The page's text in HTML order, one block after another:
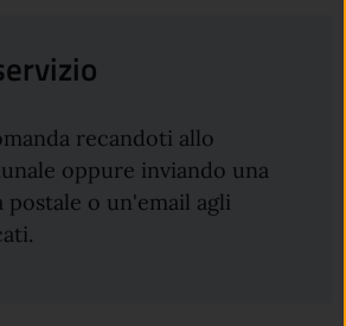
recandoti allo
oppure inviando una
postale o un'email agli